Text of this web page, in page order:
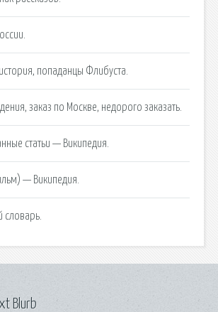
попаданцы Флибуста.
заказ по Москве, недорого заказать.
статьи — Википедия.
— Википедия.
словарь.
Blurb